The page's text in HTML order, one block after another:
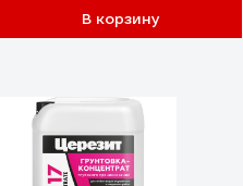
В корзину